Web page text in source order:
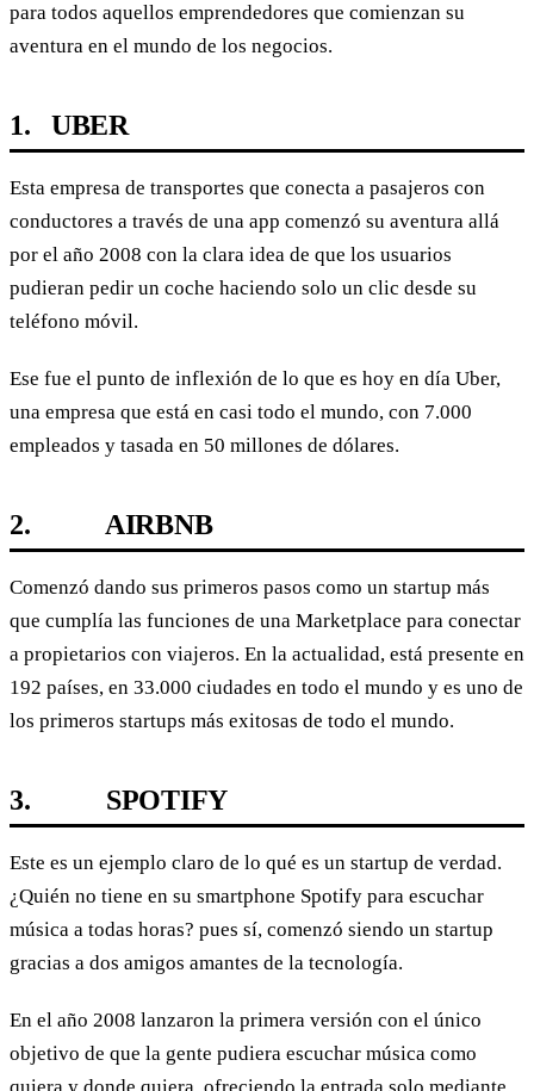
para todos aquellos emprendedores que comienzan su
aventura en el mundo de los negocios.
1. UBER
Esta empresa de transportes que conecta a pasajeros con
conductores a través de una app comenzó su aventura allá
por el año 2008 con la clara idea de que los usuarios
pudieran pedir un coche haciendo solo un clic desde su
teléfono móvil.
Ese fue el punto de inflexión de lo que es hoy en día Uber,
una empresa que está en casi todo el mundo, con 7.000
empleados y tasada en 50 millones de dólares.
2. AIRBNB
Comenzó dando sus primeros pasos como un startup más
que cumplía las funciones de una Marketplace para conectar
a propietarios con viajeros. En la actualidad, está presente en
192 países, en 33.000 ciudades en todo el mundo y es uno de
los primeros startups más exitosas de todo el mundo.
3. SPOTIFY
Este es un ejemplo claro de lo qué es un startup de verdad.
¿Quién no tiene en su smartphone Spotify para escuchar
música a todas horas? pues sí, comenzó siendo un startup
gracias a dos amigos amantes de la tecnología.
En el año 2008 lanzaron la primera versión con el único
objetivo de que la gente pudiera escuchar música como